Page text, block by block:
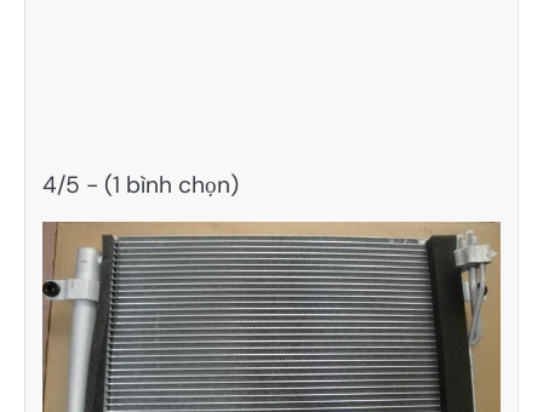
4/5 - (1 bình chọn)